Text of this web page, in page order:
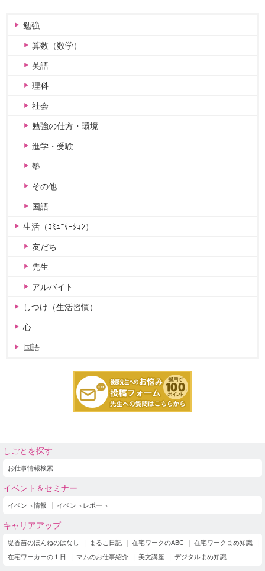
勉強
算数（数学）
英語
理科
社会
勉強の仕方・環境
進学・受験
塾
その他
国語
生活（ｺﾐｭﾆｹｰｼｮﾝ）
友だち
先生
アルバイト
しつけ（生活習慣）
心
国語
しごとを探す
お仕事情報検索
イベント＆セミナー
イベント情報 イベントレポート
キャリアアップ
堤香苗のほんねのはなし まるこ日記 在宅ワークのABC
在宅ワークまめ知識
在宅ワーカーの１日
マムのお仕事紹介 美文講座 デジタルまめ知識